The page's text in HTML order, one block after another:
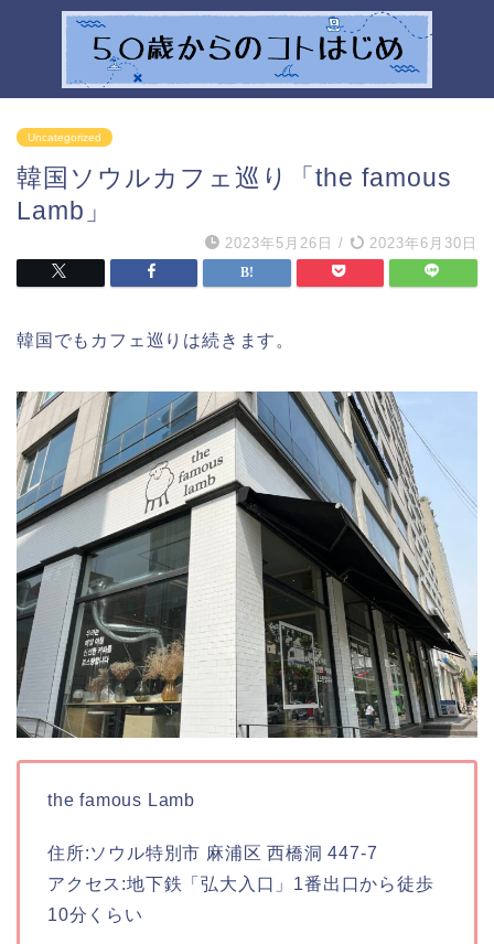
Uncategorized
韓国ソウルカフェ巡り「the famous
Lamb」
2023年5月26日 / 2023年6月30日
韓国でもカフェ巡りは続きます。
the famous Lamb
住所:ソウル特別市 麻浦区 西橋洞 447-7
アクセス:地下鉄「弘大入口」1番出口から徒歩
10分くらい